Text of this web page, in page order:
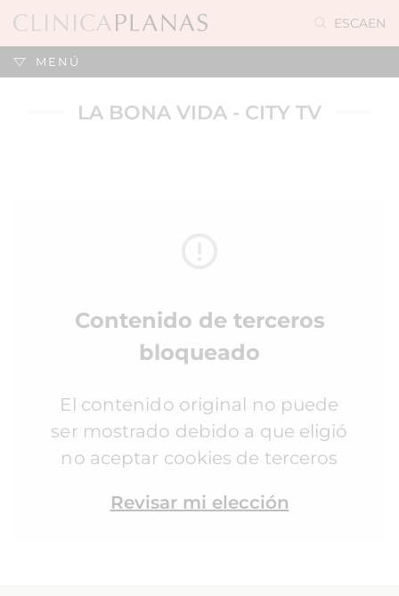
ESCAEN
MENÚ
LA BONA VIDA - CITY TV
Contenido de terceros
bloqueado
El contenido original no puede
ser mostrado debido a que eligió
no aceptar cookies de terceros
Revisar mi elección